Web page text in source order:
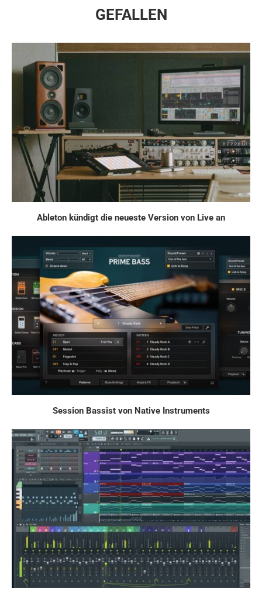
GEFALLEN
Ableton kündigt die neueste Version von Live an
Session Bassist von Native Instruments